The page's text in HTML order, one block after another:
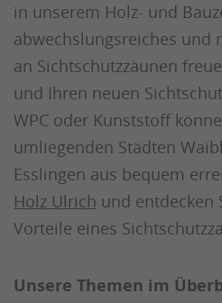
in unserem Holz- und
abwechslungsreiches und
an Sichtschutzzäunen
und Ihren neuen
WPC oder Kunststoff
umliegenden Städten
Esslingen aus bequem
Holz Ulrich und entdecken
Vorteile eines
Unsere Themen im